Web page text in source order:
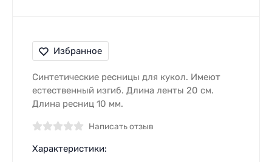
Избранное
Синтетические ресницы для кукол. Имеют
естественный изгиб. Длина ленты 20 см.
Длина ресниц 10 мм.
Написать отзыв
Характеристики: